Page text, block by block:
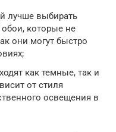
лучше выбирать
которые не
они могут быстро
как темные, так и
от стиля
освещения в